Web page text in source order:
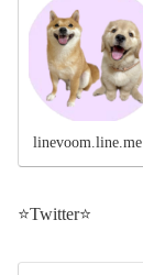
linevoom.line.me
⭐️Twitter⭐️